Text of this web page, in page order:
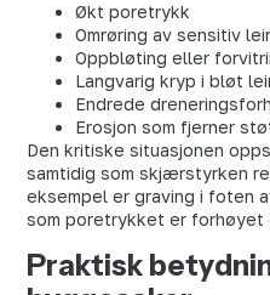
Økt poretrykk
Omrøring av sensitiv
Oppbløting eller
Langvarig kryp i bløt
Endrede
Erosjon som fjerner
Den kritiske situasjonen
samtidig som skjærstyrken
eksempel er graving i foten
som poretrykket er forhøyet
Praktisk